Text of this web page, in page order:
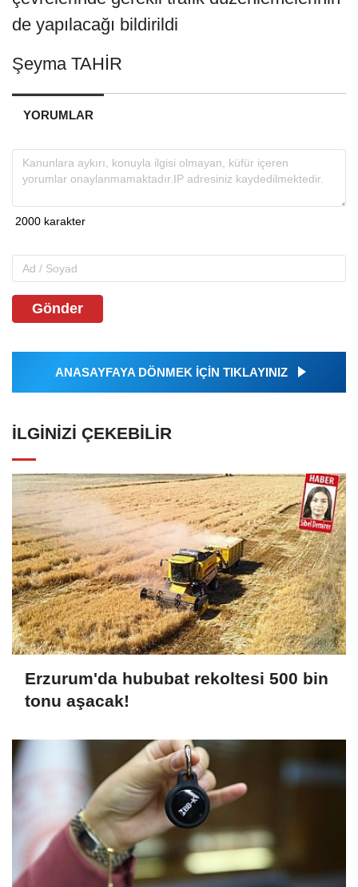
de yapılacağı bildirildi
Şeyma TAHİR
YORUMLAR
Gönder
ANASAYFAYA DÖNMEK İÇİN TIKLAYINIZ
İLGINIZI ÇEKEBILIR
Erzurum'da hububat rekoltesi 500 bin
tonu aşacak!